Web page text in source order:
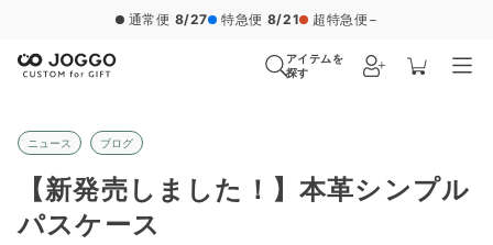
通常便 8/27 特急便 8/21 超特急便 −
アイテムを
探す
ニュース ブログ
【新発売しました！】本革シンプル
パスケース